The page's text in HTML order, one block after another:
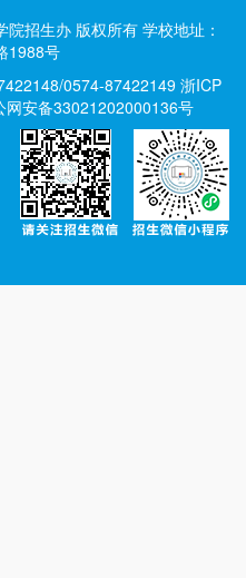
招生办 版权所有 学校地址：
1988号
0574-87422149 浙ICP
网安备33021202000136号